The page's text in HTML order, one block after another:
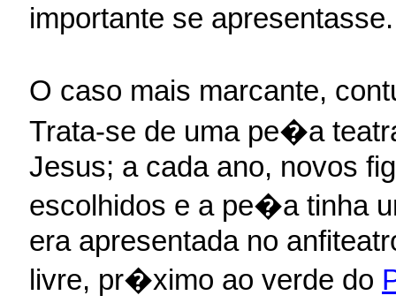
importante se apresentasse.
O caso mais marcante,
Trata-se de uma pe�a
Jesus; a cada ano, novos
escolhidos e a pe�a tinha
era apresentada no
livre, pr�ximo ao verde do